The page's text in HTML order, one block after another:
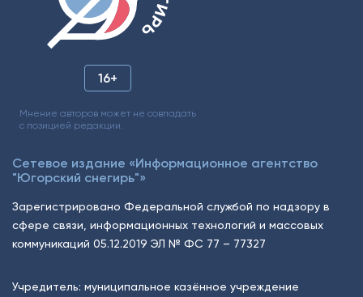
16+
Мнение авторов может не совпадать
с позицией редакции.
Сетевое издание «Информационное агентство
"Югорский снегирь"»
Зарегистрировано Федеральной службой по надзору в
сфере связи, информационных технологий и массовых
коммуникаций 05.12.2019 ЭЛ № ФС 77 – 77327
Учредитель: муниципальное казённое учреждение